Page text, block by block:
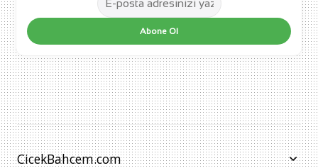
Abone Ol
CicekBahcem.com